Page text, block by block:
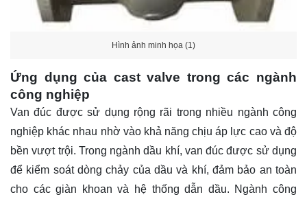
Hình ảnh minh họa (1)
Ứng dụng của cast valve trong các ngành
công nghiệp
Van đúc được sử dụng rộng rãi trong nhiều ngành công
nghiệp khác nhau nhờ vào khả năng chịu áp lực cao và độ
bền vượt trội. Trong ngành dầu khí, van đúc được sử dụng
để kiểm soát dòng chảy của dầu và khí, đảm bảo an toàn
cho các giàn khoan và hệ thống dẫn dầu. Ngành công